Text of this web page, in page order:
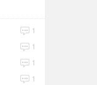
1
1
1
1